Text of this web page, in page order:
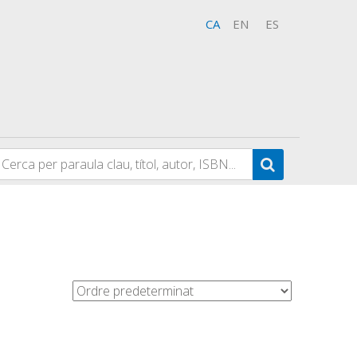
CA EN ES